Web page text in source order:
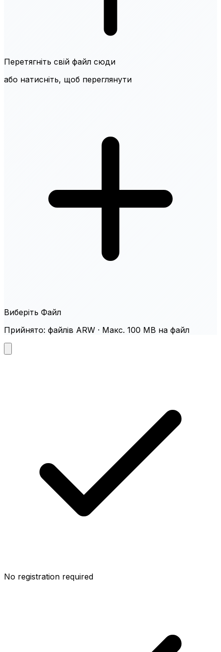
Перетягніть свій файл сюди
або натисніть, щоб переглянути
Виберіть Файл
Прийнято: файлів ARW · Макс. 100 MB на файл
No registration required